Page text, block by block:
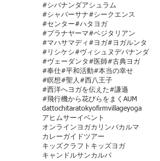
#シバナンダアシュラム
#シャバーサナ#シークエンス
#センター#ハタヨガ
#プラナヤーマ#ベジタリアン
#マハサマディ #ヨガ#ヨガルンタ
#リシケシ#ヴィシュヌデバナンダ
#ヴェーダンタ #医師#古典ヨガ
#奉仕#平和活動#本当の幸せ
#瞑想#聖人 #西八王子
#西洋へヨガを伝えた #謙遜
#飛行機から花びらをまく AUM
dattochitaratokyofirmvillageyoga
アヒムサーイベント
オンラインヨガカリンバカルマ
カレーガイドツアー
キッズクラフト キッズヨガ
キャンドルサンカルパ